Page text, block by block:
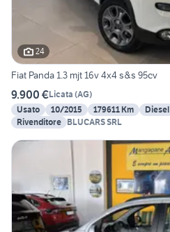
24
Fiat Panda 1.3 mjt 16v 4x4 s&s 95cv
9.900 €Licata (AG)
Usato
10/2015 179611 Km Diesel
Rivenditore BLUCARS SRL